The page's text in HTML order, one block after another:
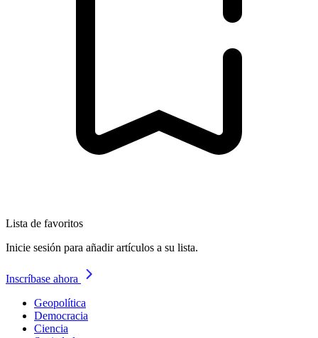
Lista de favoritos
Inicie sesión para añadir artículos a su lista.
Inscríbase ahora
Geopolítica
Democracia
Ciencia